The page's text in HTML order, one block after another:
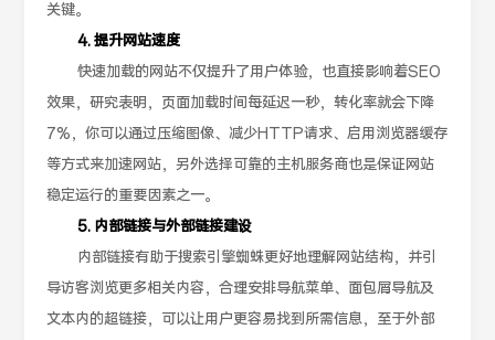
关键。
4. 提升网站速度
快速加载的网站不仅提升了用户体验，也直接影响着SEO
效果，研究表明，页面加载时间每延迟一秒，转化率就会下降
7%，你可以通过压缩图像、减少HTTP请求、启用浏览器缓存
等方式来加速网站，另外选择可靠的主机服务商也是保证网站
稳定运行的重要因素之一。
5. 内部链接与外部链接建设
内部链接有助于搜索引擎蜘蛛更好地理解网站结构，并引
导访客浏览更多相关内容，合理安排导航菜单、面包屑导航及
文本内的超链接，可以让用户更容易找到所需信息，至于外部